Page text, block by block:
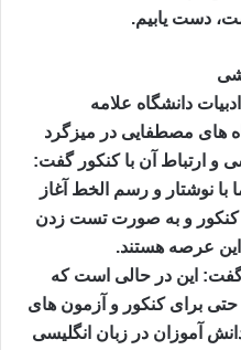
دست یابیم.
دانشگاه علامه
های مصطفایی در میزگرد
و ارتباط آن با کنکور گفت:
با نوشتار و رسم الخط آغاز
کنکور و به صورت تست زدن
این عرصه هستند.
این در حالی است که
برای کنکور و آزمون های
آموزان در زبان انگلیسی